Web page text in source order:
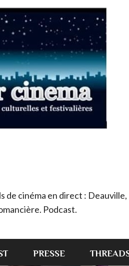
de cinéma en direct : Deauville,
Podcast.
PRESSE